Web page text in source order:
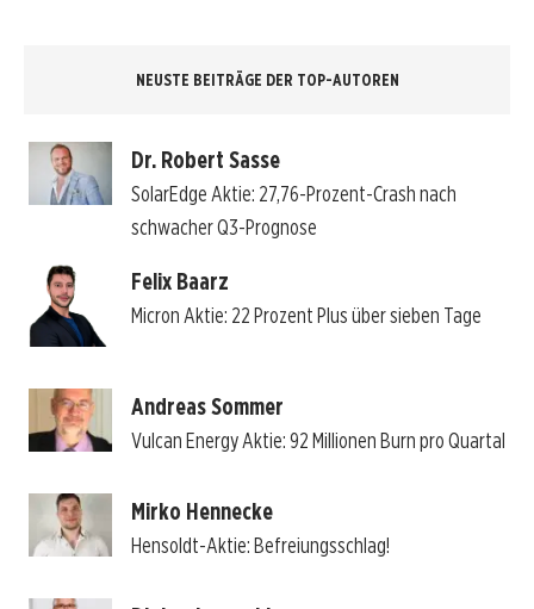
NEUSTE BEITRÄGE DER TOP-AUTOREN
Dr. Robert Sasse
SolarEdge Aktie: 27,76-Prozent-Crash nach
schwacher Q3-Prognose
Felix Baarz
Micron Aktie: 22 Prozent Plus über sieben Tage
Andreas Sommer
Vulcan Energy Aktie: 92 Millionen Burn pro Quartal
Mirko Hennecke
Hensoldt-Aktie: Befreiungsschlag!